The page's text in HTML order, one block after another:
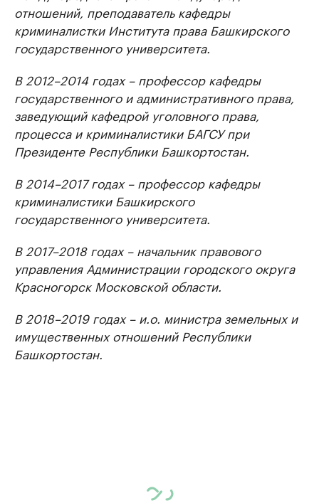
отношений, преподаватель кафедры
криминалистки Института права Башкирского
государственного университета.
В 2012–2014 годах – профессор кафедры
государственного и административного права,
заведующий кафедрой уголовного права,
процесса и криминалистики БАГСУ при
Президенте Республики Башкортостан.
В 2014–2017 годах – профессор кафедры
криминалистики Башкирского
государственного университета.
В 2017–2018 годах – начальник правового
управления Администрации городского округа
Красногорск Московской области.
В 2018–2019 годах – и.о. министра земельных и
имущественных отношений Республики
Башкортостан.